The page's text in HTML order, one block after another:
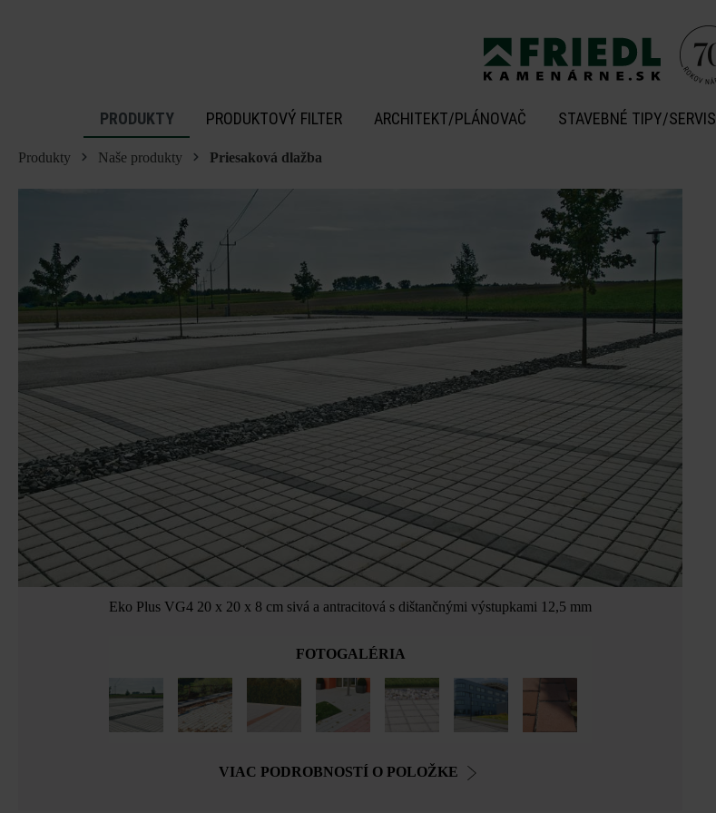
PRODUKTY PRODUKTOVÝ FILTER ARCHITEKT/PLÁNOVAČ STAVEBNÉ TIPY/SERVIS
Produkty Naše produkty Priesaková dlažba
Eko Plus VG4 20 x 20 x 8 cm sivá a antracitová s dištančnými výstupkami 12,5 mm
FOTOGALÉRIA
VIAC PODROBNOSTÍ O POLOŽKE